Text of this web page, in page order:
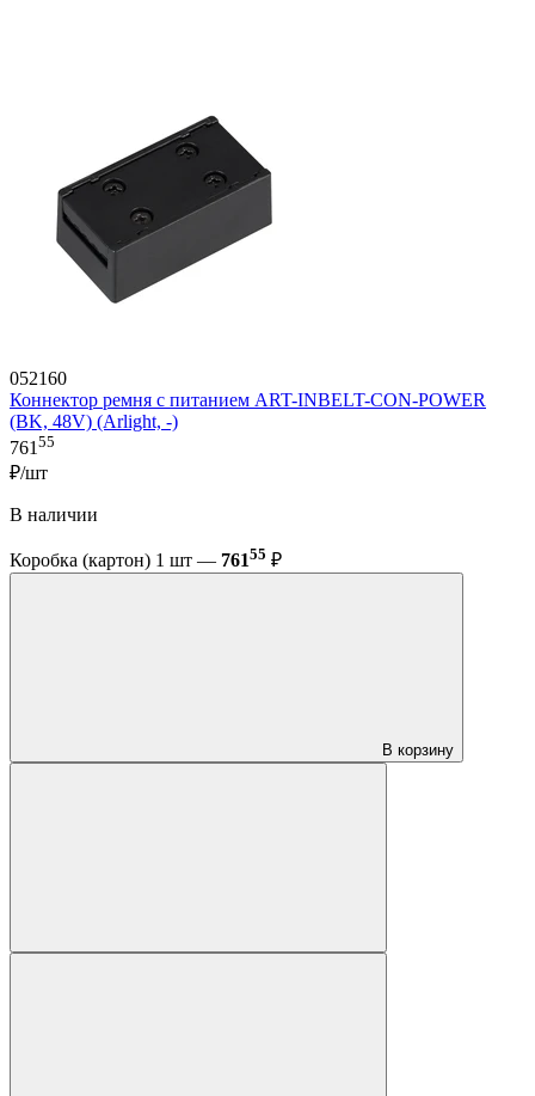
052160
Коннектор ремня с питанием ART-INBELT-CON-POWER
(BK, 48V) (Arlight, -)
761 55
₽/шт
В наличии
Коробка (картон) 1 шт — 76155 ₽
В корзину